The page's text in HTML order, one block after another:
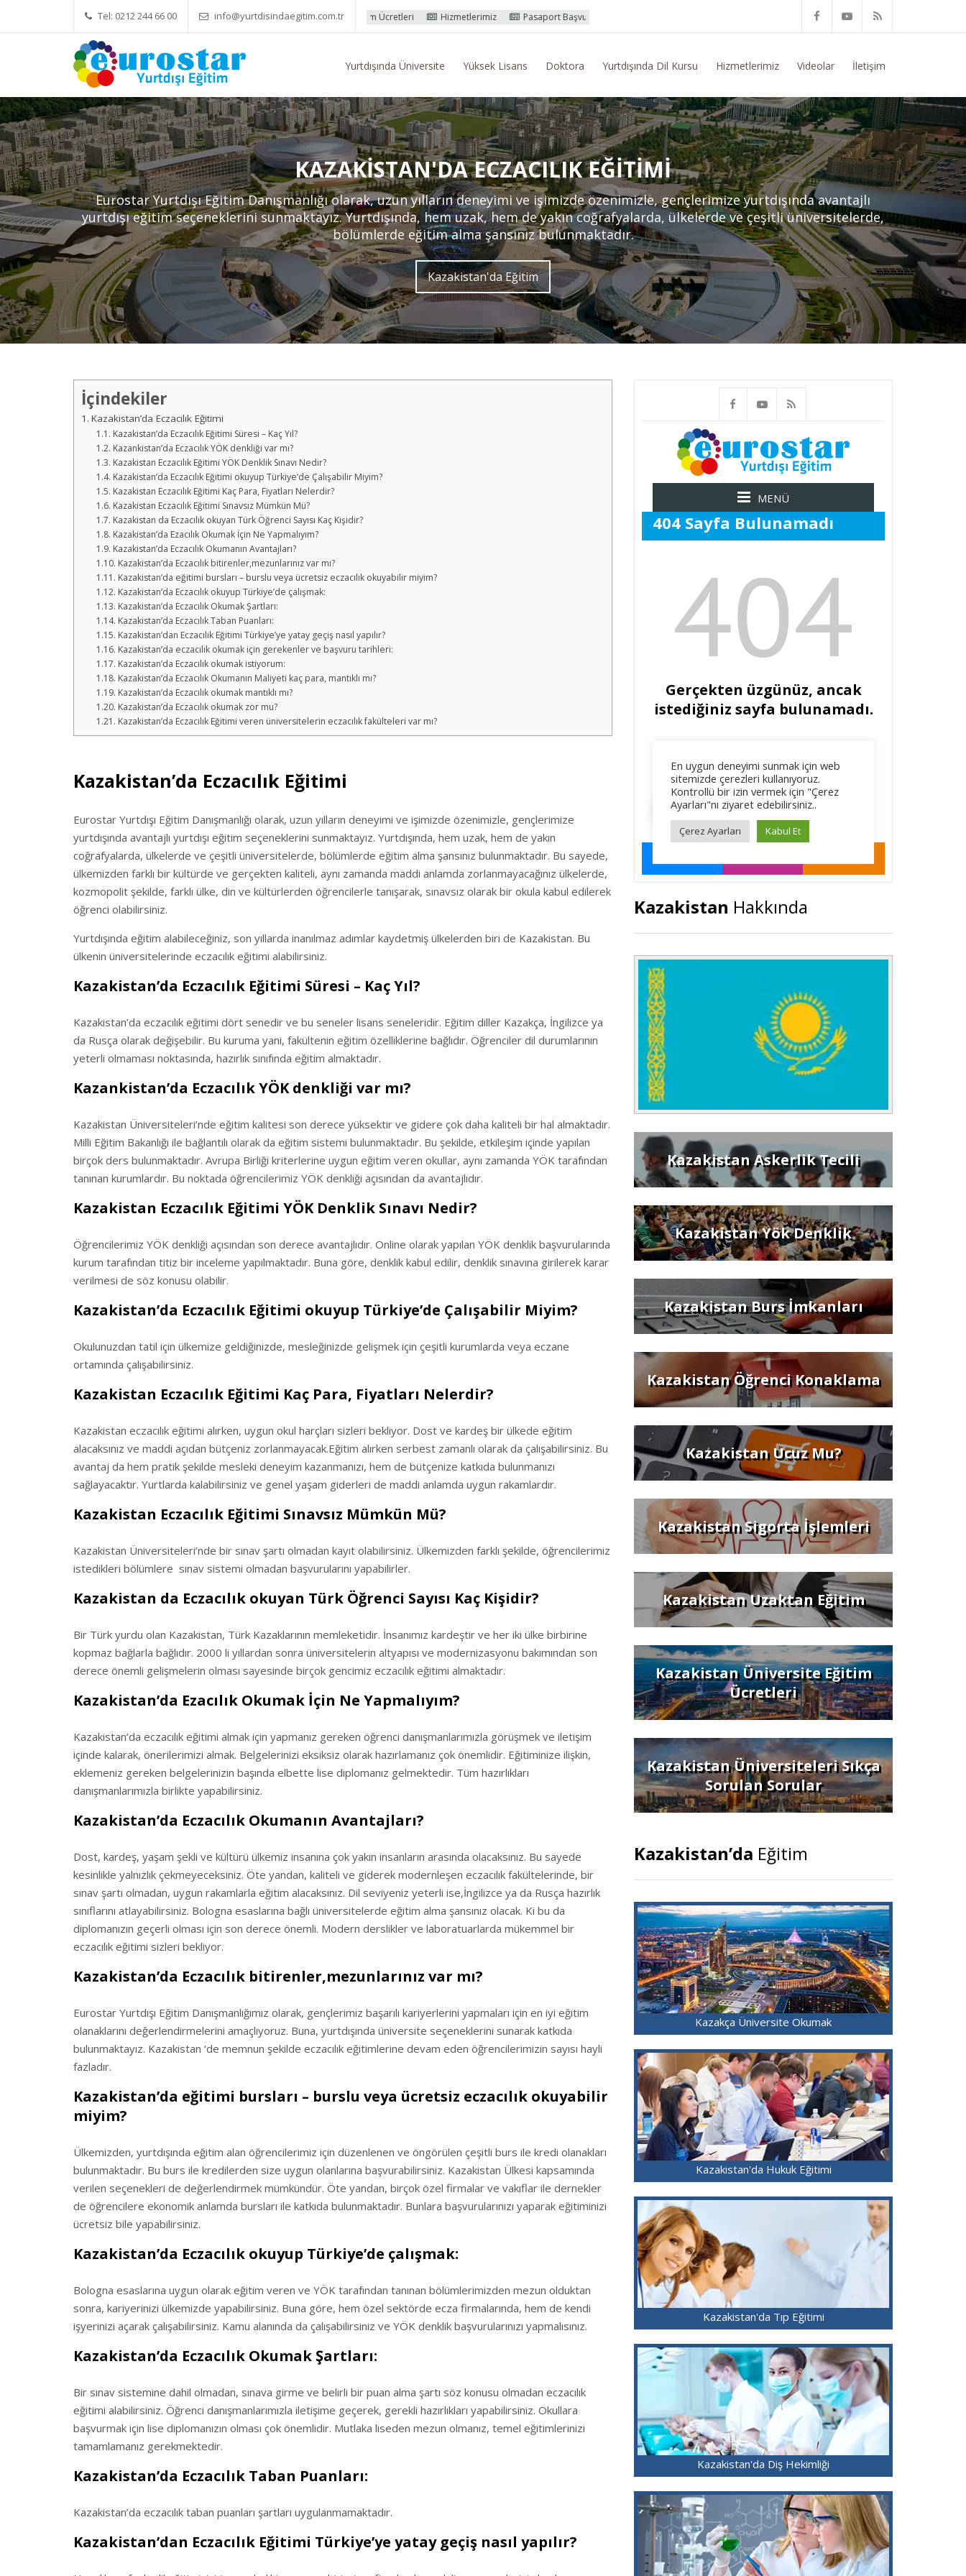
Tel: 0212 244 66 00 info@yurtdisindaegitim.com.tr
Yök Denkliği Önemli Eğitim Ücretleri Hizmetlerimiz Pasaport Başvuru İşlemleri Yurtdışı Eğitim Konusunda Genel Bilgi Talep Ediyorum
Yurtdışında Üniversite Yüksek Lisans Doktora Yurtdışında Dil Kursu Hizmetlerimiz Videolar İletişim
KAZAKISTAN'DA ECZACILIK EĞITIMI
Eurostar Yurtdışı Eğitim Danışmanlığı olarak, uzun yılların deneyimi ve işimizde özenimizle, gençlerimize yurtdışında avantajlı
yurtdışı eğitim seçeneklerini sunmaktayız. Yurtdışında, hem uzak, hem de yakın coğrafyalarda, ülkelerde ve çeşitli üniversitelerde,
bölümlerde eğitim alma şansınız bulunmaktadır.
Kazakistan'da Eğitim
İçindekiler
Kazakistan’da Eczacılık Eğitimi
Kazakistan’da Eczacılık Eğitimi Süresi – Kaç Yıl?
Kazankistan’da Eczacılık YÖK denkliği var mı?
Kazakistan Eczacılık Eğitimi YÖK Denklik Sınavı Nedir?
Kazakistan’da Eczacılık Eğitimi okuyup Türkiye’de Çalışabilir Miyim?
Kazakistan Eczacılık Eğitimi Kaç Para, Fiyatları Nelerdir?
Kazakistan Eczacılık Eğitimi Sınavsız Mümkün Mü?
Kazakistan da Eczacılık okuyan Türk Öğrenci Sayısı Kaç Kişidir?
Kazakistan’da Ezacılık Okumak İçin Ne Yapmalıyım?
Kazakistan’da Eczacılık Okumanın Avantajları?
Kazakistan’da Eczacılık bitirenler,mezunlarınız var mı?
Kazakistan’da eğitimi bursları – burslu veya ücretsiz eczacılık okuyabilir miyim?
Kazakistan’da Eczacılık okuyup Türkiye’de çalışmak:
Kazakistan’da Eczacılık Okumak Şartları:
Kazakistan’da Eczacılık Taban Puanları:
Kazakistan’dan Eczacılık Eğitimi Türkiye’ye yatay geçiş nasıl yapılır?
Kazakistan’da eczacılık okumak için gerekenler ve başvuru tarihleri:
Kazakistan’da Eczacılık okumak istiyorum:
Kazakistan’da Eczacılık Okumanın Maliyeti kaç para, mantıklı mı?
Kazakistan’da Eczacılık okumak mantıklı mı?
Kazakistan’da Eczacılık okumak zor mu?
Kazakistan’da Eczacılık Eğitimi veren üniversitelerin eczacılık fakülteleri var mı?
Kazakistan’da Eczacılık Eğitimi
Eurostar Yurtdışı Eğitim Danışmanlığı olarak, uzun yılların deneyimi ve işimizde özenimizle, gençlerimize
yurtdışında avantajlı yurtdışı eğitim seçeneklerini sunmaktayız. Yurtdışında, hem uzak, hem de yakın
coğrafyalarda, ülkelerde ve çeşitli üniversitelerde, bölümlerde eğitim alma şansınız bulunmaktadır. Bu sayede,
ülkemizden farklı bir kültürde ve gerçekten kaliteli, aynı zamanda maddi anlamda zorlanmayacağınız ülkelerde,
kozmopolit şekilde, farklı ülke, din ve kültürlerden öğrencilerle tanışarak, sınavsız olarak bir okula kabul edilerek
öğrenci olabilirsiniz.
Yurtdışında eğitim alabileceğiniz, son yıllarda inanılmaz adımlar kaydetmiş ülkelerden biri de Kazakistan. Bu
ülkenin üniversitelerinde eczacılık eğitimi alabilirsiniz.
Kazakistan’da Eczacılık Eğitimi Süresi – Kaç Yıl?
Kazakistan’da eczacılık eğitimi dört senedir ve bu seneler lisans seneleridir. Eğitim diller Kazakça, İngilizce ya
da Rusça olarak değişebilir. Bu kuruma yani, fakültenin eğitim özelliklerine bağlıdır. Öğrenciler dil durumlarının
yeterli olmaması noktasında, hazırlık sınıfında eğitim almaktadır.
Kazankistan’da Eczacılık YÖK denkliği var mı?
Kazakistan Üniversiteleri’nde eğitim kalitesi son derece yüksektir ve gidere çok daha kaliteli bir hal almaktadır.
Milli Eğitim Bakanlığı ile bağlantılı olarak da eğitim sistemi bulunmaktadır. Bu şekilde, etkileşim içinde yapılan
birçok ders bulunmaktadır. Avrupa Birliği kriterlerine uygun eğitim veren okullar, aynı zamanda YÖK tarafından
tanınan kurumlardır. Bu noktada öğrencilerimiz YÖK denkliği açısından da avantajlıdır.
Kazakistan Eczacılık Eğitimi YÖK Denklik Sınavı Nedir?
Öğrencilerimiz YÖK denkliği açısından son derece avantajlıdır. Online olarak yapılan YÖK denklik başvurularında
kurum tarafından titiz bir inceleme yapılmaktadır. Buna göre, denklik kabul edilir, denklik sınavına girilerek karar
verilmesi de söz konusu olabilir.
Kazakistan’da Eczacılık Eğitimi okuyup Türkiye’de Çalışabilir Miyim?
Okulunuzdan tatil için ülkemize geldiğinizde, mesleğinizde gelişmek için çeşitli kurumlarda veya eczane
ortamında çalışabilirsiniz.
Kazakistan Eczacılık Eğitimi Kaç Para, Fiyatları Nelerdir?
Kazakistan eczacılık eğitimi alırken, uygun okul harçları sizleri bekliyor. Dost ve kardeş bir ülkede eğitim
alacaksınız ve maddi açıdan bütçeniz zorlanmayacak.Eğitim alırken serbest zamanlı olarak da çalışabilirsiniz. Bu
avantaj da hem pratik şekilde mesleki deneyim kazanmanızı, hem de bütçenize katkıda bulunmanızı
sağlayacaktır. Yurtlarda kalabilirsiniz ve genel yaşam giderleri de maddi anlamda uygun rakamlardır.
Kazakistan Eczacılık Eğitimi Sınavsız Mümkün Mü?
Kazakistan Üniversiteleri’nde bir sınav şartı olmadan kayıt olabilirsiniz. Ülkemizden farklı şekilde, öğrencilerimiz
istedikleri bölümlere sınav sistemi olmadan başvurularını yapabilirler.
Kazakistan da Eczacılık okuyan Türk Öğrenci Sayısı Kaç Kişidir?
Bir Türk yurdu olan Kazakistan, Türk Kazaklarının memleketidir. İnsanımız kardeştir ve her iki ülke birbirine
kopmaz bağlarla bağlıdır. 2000 li yıllardan sonra üniversitelerin altyapısı ve modernizasyonu bakımından son
derece önemli gelişmelerin olması sayesinde birçok gencimiz eczacılık eğitimi almaktadır.
Kazakistan’da Ezacılık Okumak İçin Ne Yapmalıyım?
Kazakistan’da eczacılık eğitimi almak için yapmanız gereken öğrenci danışmanlarımızla görüşmek ve iletişim
içinde kalarak, önerilerimizi almak. Belgelerinizi eksiksiz olarak hazırlamanız çok önemlidir. Eğitiminize ilişkin,
eklemeniz gereken belgelerinizin başında elbette lise diplomanız gelmektedir. Tüm hazırlıkları
danışmanlarımızla birlikte yapabilirsiniz.
Kazakistan’da Eczacılık Okumanın Avantajları?
Dost, kardeş, yaşam şekli ve kültürü ülkemiz insanına çok yakın insanların arasında olacaksınız. Bu sayede
kesinlikle yalnızlık çekmeyeceksiniz. Öte yandan, kaliteli ve giderek modernleşen eczacılık fakültelerinde, bir
sınav şartı olmadan, uygun rakamlarla eğitim alacaksınız. Dil seviyeniz yeterli ise,İngilizce ya da Rusça hazırlık
sınıflarını atlayabilirsiniz. Bologna esaslarına bağlı üniversitelerde eğitim alma şansınız olacak. Ki bu da
diplomanızın geçerli olması için son derece önemli. Modern derslikler ve laboratuarlarda mükemmel bir
eczacılık eğitimi sizleri bekliyor.
Kazakistan’da Eczacılık bitirenler,mezunlarınız var mı?
Eurostar Yurtdışı Eğitim Danışmanlığımız olarak, gençlerimiz başarılı kariyerlerini yapmaları için en iyi eğitim
olanaklarını değerlendirmelerini amaçlıyoruz. Buna, yurtdışında üniversite seçeneklerini sunarak katkıda
bulunmaktayız. Kazakistan ‘de memnun şekilde eczacılık eğitimlerine devam eden öğrencilerimizin sayısı hayli
fazladır.
Kazakistan’da eğitimi bursları – burslu veya ücretsiz eczacılık okuyabilir
miyim?
Ülkemizden, yurtdışında eğitim alan öğrencilerimiz için düzenlenen ve öngörülen çeşitli burs ile kredi olanakları
bulunmaktadır. Bu burs ile kredilerden size uygun olanlarına başvurabilirsiniz. Kazakistan Ülkesi kapsamında
verilen seçenekleri de değerlendirmek mümkündür. Öte yandan, birçok özel firmalar ve vakıflar ile dernekler
de öğrencilere ekonomik anlamda bursları ile katkıda bulunmaktadır. Bunlara başvurularınızı yaparak eğitiminizi
ücretsiz bile yapabilirsiniz.
Kazakistan’da Eczacılık okuyup Türkiye’de çalışmak:
Bologna esaslarına uygun olarak eğitim veren ve YÖK tarafından tanınan bölümlerimizden mezun olduktan
sonra, kariyerinizi ülkemizde yapabilirsiniz. Buna göre, hem özel sektörde ecza firmalarında, hem de kendi
işyerinizi açarak çalışabilirsiniz. Kamu alanında da çalışabilirsiniz ve YÖK denklik başvurularınızı yapmalısınız.
Kazakistan’da Eczacılık Okumak Şartları:
Bir sınav sistemine dahil olmadan, sınava girme ve belirli bir puan alma şartı söz konusu olmadan eczacılık
eğitimi alabilirsiniz. Öğrenci danışmanlarımızla iletişime geçerek, gerekli hazırlıkları yapabilirsiniz. Okullara
başvurmak için lise diplomanızın olması çok önemlidir. Mutlaka liseden mezun olmanız, temel eğitimlerinizi
tamamlamanız gerekmektedir.
Kazakistan’da Eczacılık Taban Puanları:
Kazakistan’da eczacılık taban puanları şartları uygulanmamaktadır.
Kazakistan’dan Eczacılık Eğitimi Türkiye’ye yatay geçiş nasıl yapılır?
Kazakistan Hakkında
Kazakistan Askerlik Tecili
Kazakistan Yök Denklik
Kazakistan Burs İmkanları
Kazakistan Öğrenci Konaklama
Kazakistan Ucuz Mu?
Kazakistan Sigorta İşlemleri
Kazakistan Uzaktan Eğitim
Kazakistan Üniversite Eğitim
Ücretleri
Kazakistan Üniversiteleri Sıkça
Sorulan Sorular
Kazakistan’da Eğitim
Kazakça Üniversite Okumak
Kazakistan'da Hukuk Eğitimi
Kazakistan'da Tıp Eğitimi
Kazakistan'da Diş Hekimliği